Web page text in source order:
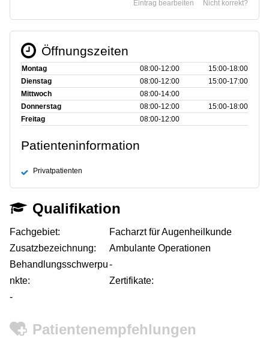
Nicht korrekt?
Eintrag bearbeiten
Öffnungszeiten
Montag 08:00‑12:00
15:00‑18:00
Dienstag
08:00‑12:00
15:00‑17:00
Mittwoch
08:00‑14:00
Donnerstag
08:00‑12:00
15:00‑18:00
Freitag
08:00‑12:00
Patienteninformation
Privatpatienten
Qualifikation
Fachgebiet:
Facharzt für Augenheilkunde
Zusatzbezeichnung:
Ambulante Operationen
Behandlungsschwerpu
nkte:
-
Zertifikate:
-
Patientenempfehlungen